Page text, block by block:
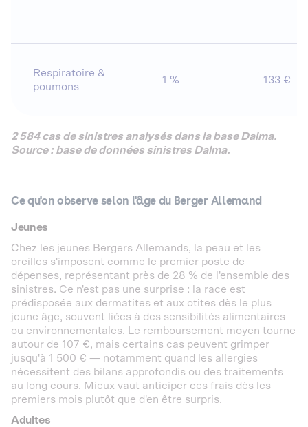
Respiratoire &
poumons
1 % 133 €
2 584 cas de sinistres analysés dans la base Dalma.
Source : base de données sinistres Dalma.
Ce qu'on observe selon l'âge du Berger Allemand
Jeunes
Chez les jeunes Bergers Allemands, la peau et les
oreilles s'imposent comme le premier poste de
dépenses, représentant près de 28 % de l'ensemble des
sinistres. Ce n'est pas une surprise : la race est
prédisposée aux dermatites et aux otites dès le plus
jeune âge, souvent liées à des sensibilités alimentaires
ou environnementales. Le remboursement moyen tourne
autour de 107 €, mais certains cas peuvent grimper
jusqu'à 1 500 € — notamment quand les allergies
nécessitent des bilans approfondis ou des traitements
au long cours. Mieux vaut anticiper ces frais dès les
premiers mois plutôt que d'en être surpris.
Adultes